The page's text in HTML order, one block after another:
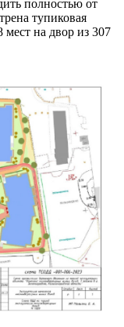
полностью от
тупиковая
мест на двор из 307